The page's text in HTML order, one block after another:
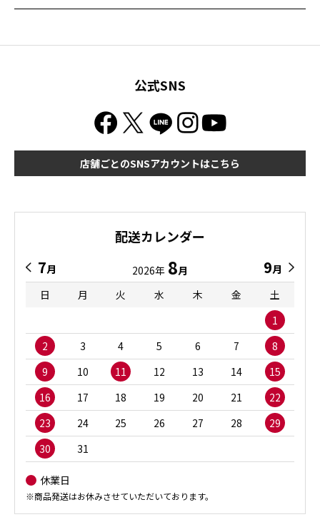
公式SNS
店舗ごとのSNSアカウントはこちら
配送カレンダー
7月 2026年 8月 9月
日
月 火 水 木 金
土
1
2
3 4 5 6 7
8
9
10 11 12 13 14
15
16
17 18 19 20 21
22
23
24 25 26 27 28
29
30
31
休業日
※商品発送はお休みさせていただいております。